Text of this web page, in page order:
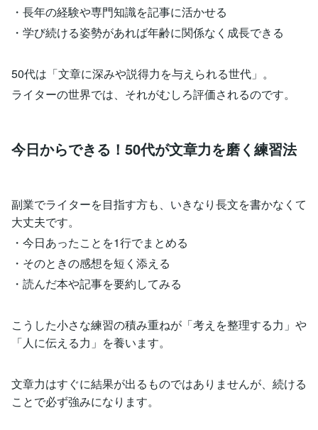
・長年の経験や専門知識を記事に活かせる
・学び続ける姿勢があれば年齢に関係なく成長できる
50代は「文章に深みや説得力を与えられる世代」。
ライターの世界では、それがむしろ評価されるのです。
今日からできる！50代が文章力を磨く練習法
副業でライターを目指す方も、いきなり長文を書かなくて
大丈夫です。
・今日あったことを1行でまとめる
・そのときの感想を短く添える
・読んだ本や記事を要約してみる
こうした小さな練習の積み重ねが「考えを整理する力」や
「人に伝える力」を養います。
文章力はすぐに結果が出るものではありませんが、続ける
ことで必ず強みになります。